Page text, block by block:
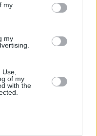
my
my
of my
with the